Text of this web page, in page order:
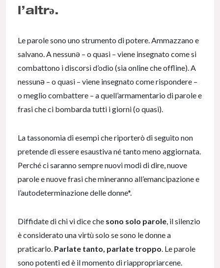
l’altrә.
Le parole sono uno strumento di potere. Ammazzano e
salvano. A nessunә – o quasi – viene insegnato come si
combattono i discorsi d’odio (sia online che offline). A
nessunә – o quasi – viene insegnato come rispondere –
o meglio combattere – a quell’armamentario di parole e
frasi che ci bombarda tutti i giorni (o quasi).
La tassonomia di esempi che riporterò di seguito non
pretende di essere esaustiva né tanto meno aggiornata.
Perché ci saranno sempre nuovi modi di dire, nuove
parole e nuove frasi che mineranno all’emancipazione e
l’autodeterminazione delle donne*.
Diffidate di chi vi dice che sono solo parole, il silenzio
è considerato una virtù solo se sono le donne a
praticarlo. Parlate tanto, parlate troppo. Le parole
sono potenti ed è il momento di riappropriarcene.